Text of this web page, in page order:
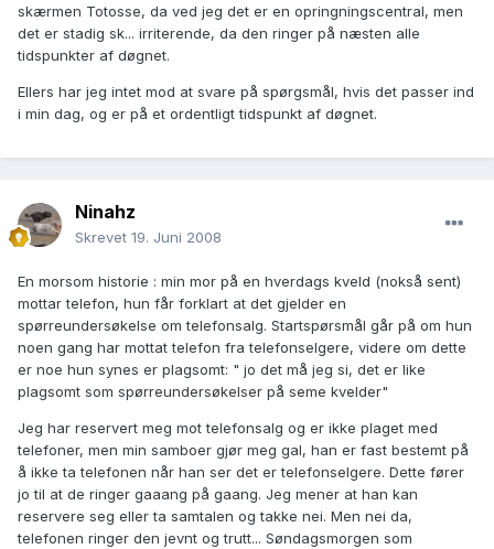
skærmen Totosse, da ved jeg det er en opringningscentral, men
det er stadig sk... irriterende, da den ringer på næsten alle
tidspunkter af døgnet.
Ellers har jeg intet mod at svare på spørgsmål, hvis det passer ind
i min dag, og er på et ordentligt tidspunkt af døgnet.
Ninahz
Skrevet 19. Juni 2008
En morsom historie : min mor på en hverdags kveld (nokså sent)
mottar telefon, hun får forklart at det gjelder en
spørreundersøkelse om telefonsalg. Startspørsmål går på om hun
noen gang har mottat telefon fra telefonselgere, videre om dette
er noe hun synes er plagsomt: " jo det må jeg si, det er like
plagsomt som spørreundersøkelser på seme kvelder"
Jeg har reservert meg mot telefonsalg og er ikke plaget med
telefoner, men min samboer gjør meg gal, han er fast bestemt på
å ikke ta telefonen når han ser det er telefonselgere. Dette fører
jo til at de ringer gaaang på gaang. Jeg mener at han kan
reservere seg eller ta samtalen og takke nei. Men nei da,
telefonen ringer den jevnt og trutt... Søndagsmorgen som